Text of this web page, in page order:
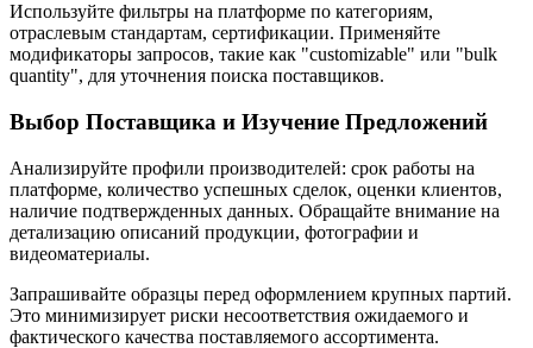
Используйте фильтры на платформе по категориям,
отраслевым стандартам, сертификации. Применяйте
модификаторы запросов, такие как "customizable" или "bulk
quantity", для уточнения поиска поставщиков.
Выбор Поставщика и Изучение Предложений
Анализируйте профили производителей: срок работы на
платформе, количество успешных сделок, оценки клиентов,
наличие подтвержденных данных. Обращайте внимание на
детализацию описаний продукции, фотографии и
видеоматериалы.
Запрашивайте образцы перед оформлением крупных партий.
Это минимизирует риски несоответствия ожидаемого и
фактического качества поставляемого ассортимента.